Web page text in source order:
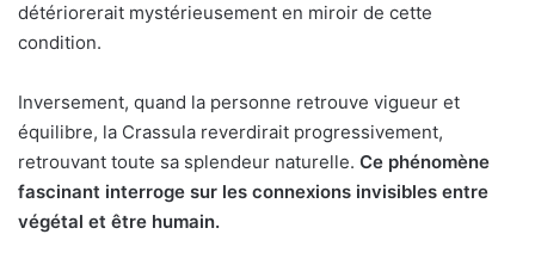
détériorerait mystérieusement en miroir de cette
condition.
Inversement, quand la personne retrouve vigueur et
équilibre, la Crassula reverdirait progressivement,
retrouvant toute sa splendeur naturelle. Ce phénomène
fascinant interroge sur les connexions invisibles entre
végétal et être humain.